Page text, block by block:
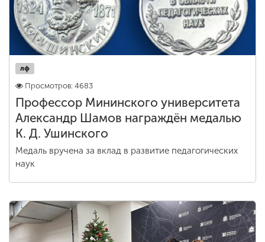
лф
Просмотров: 4683
Профессор Мининского университета
Александр Шамов награждён медалью
К. Д. Ушинского
Медаль вручена за вклад в развитие педагогических
наук